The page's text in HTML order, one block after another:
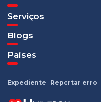
Serviços
Blogs
Países
Expediente Reportar erro